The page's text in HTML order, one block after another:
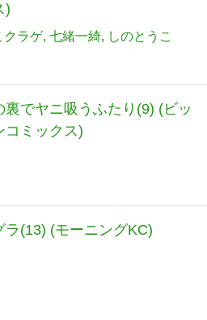
)
クラゲ 七緒一綺 しのとうこ
裏でヤニ吸うふたり(9) (ビッ
コミックス)
ラ(13) (モーニングKC)